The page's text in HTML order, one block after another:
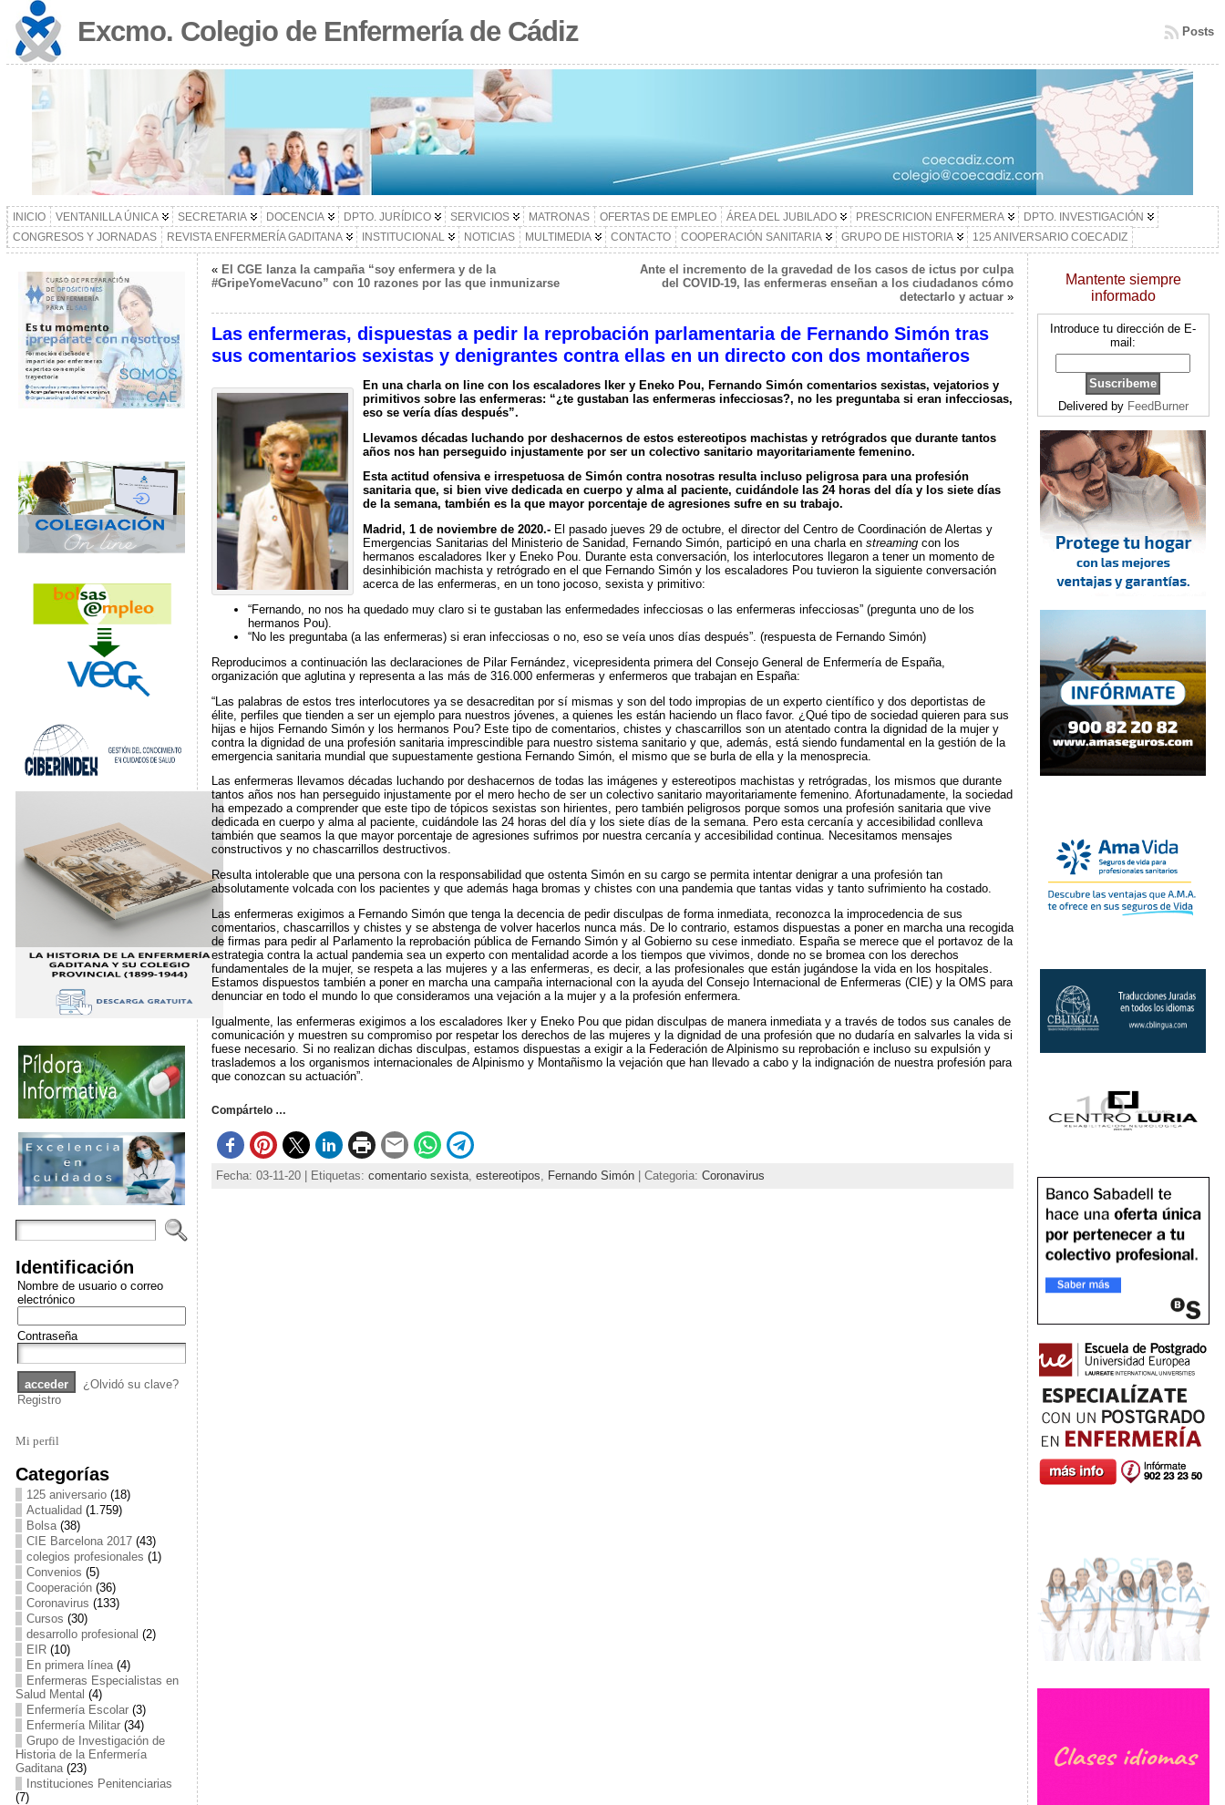
Excmo. Colegio de Enfermería de Cádiz Posts
INICIO VENTANILLA ÚNICA SECRETARIA DOCENCIA DPTO. JURÍDICO SERVICIOS MATRONAS OFERTAS DE EMPLEO ÁREA DEL JUBILADO PRESCRICION ENFERMERA
DPTO. INVESTIGACIÓN
CONGRESOS Y JORNADAS
REVISTA ENFERMERÍA GADITANA INSTITUCIONAL NOTICIAS MULTIMEDIA CONTACTO COOPERACIÓN SANITARIA GRUPO DE HISTORIA 125 ANIVERSARIO COECADIZ
Identificación
Nombre de usuario o correo
electrónico
Contraseña
¿Olvidó su clave?
Registro
Mi perfil
Categorías
125 aniversario(18)
Actualidad (1.759)
Bolsa(38)
CIE Barcelona 2017(43)
colegios profesionales (1)
Convenios (5)
Cooperación(36)
Coronavirus (133)
Cursos (30)
desarrollo profesional (2)
EIR(10)
En primera línea(4)
Enfermeras Especialistas en
Salud Mental (4)
Enfermería Escolar(3)
Enfermería Militar(34)
Grupo de Investigación de
Historia de la Enfermería
Gaditana(23)
Instituciones Penitenciarias
(7)
« El CGE lanza la campaña “soy enfermera y de la
#GripeYomeVacuno” con 10 razones por las que inmunizarse
Ante el incremento de la gravedad de los casos de ictus por culpa
del COVID-19, las enfermeras enseñan a los ciudadanos cómo
detectarlo y actuar»
Las enfermeras, dispuestas a pedir la reprobación parlamentaria de Fernando Simón tras
sus comentarios sexistas y denigrantes contra ellas en un directo con dos montañeros
En una charla on line con los escaladores Iker y Eneko Pou, Fernando Simón comentarios sexistas, vejatorios y
primitivos sobre las enfermeras: “¿te gustaban las enfermeras infecciosas?, no les preguntaba si eran infecciosas,
eso se vería días después”.
Llevamos décadas luchando por deshacernos de estos estereotipos machistas y retrógrados que durante tantos
años nos han perseguido injustamente por ser un colectivo sanitario mayoritariamente femenino.
Esta actitud ofensiva e irrespetuosa de Simón contra nosotras resulta incluso peligrosa para una profesión
sanitaria que, si bien vive dedicada en cuerpo y alma al paciente, cuidándole las 24 horas del día y los siete días
de la semana, también es la que mayor porcentaje de agresiones sufre en su trabajo.
Madrid, 1 de noviembre de 2020.-El pasado jueves 29 de octubre, el director del Centro de Coordinación de Alertas y
Emergencias Sanitarias del Ministerio de Sanidad, Fernando Simón, participó en una charla en streamingcon los
hermanos escaladores Iker y Eneko Pou. Durante esta conversación, los interlocutores llegaron a tener un momento de
desinhibición machista y retrógrado en el que Fernando Simón y los escaladores Pou tuvieron la siguiente conversación
acerca de las enfermeras, en un tono jocoso, sexista y primitivo:
“Fernando, no nos ha quedado muy claro si te gustaban las enfermedades infecciosas o las enfermeras infecciosas” (pregunta uno de los
hermanos Pou).
“No les preguntaba (a las enfermeras) si eran infecciosas o no, eso se veía unos días después”. (respuesta de Fernando Simón)
Reproducimos a continuación las declaraciones de Pilar Fernández, vicepresidenta primera del Consejo General de Enfermería de España,
organización que aglutina y representa a las más de 316.000 enfermeras y enfermeros que trabajan en España:
“Las palabras de estos tres interlocutores ya se desacreditan por sí mismas y son del todo impropias de un experto científico y dos deportistas de
élite, perfiles que tienden a ser un ejemplo para nuestros jóvenes, a quienes les están haciendo un flaco favor. ¿Qué tipo de sociedad quieren para sus
hijas e hijos Fernando Simón y los hermanos Pou? Este tipo de comentarios, chistes y chascarrillos son un atentado contra la dignidad de la mujer y
contra la dignidad de una profesión sanitaria imprescindible para nuestro sistema sanitario y que, además, está siendo fundamental en la gestión de la
emergencia sanitaria mundial que supuestamente gestiona Fernando Simón, el mismo que se burla de ella y la menosprecia.
Las enfermeras llevamos décadas luchando por deshacernos de todas las imágenes y estereotipos machistas y retrógradas, los mismos que durante
tantos años nos han perseguido injustamente por el mero hecho de ser un colectivo sanitario mayoritariamente femenino. Afortunadamente, la sociedad
ha empezado a comprender que este tipo de tópicos sexistas son hirientes, pero también peligrosos porque somos una profesión sanitaria que vive
dedicada en cuerpo y alma al paciente, cuidándole las 24 horas del día y los siete días de la semana. Pero esta cercanía y accesibilidad conlleva
también que seamos la que mayor porcentaje de agresiones sufrimos por nuestra cercanía y accesibilidad continua. Necesitamos mensajes
constructivos y no chascarrillos destructivos.
Resulta intolerable que una persona con la responsabilidad que ostenta Simón en su cargo se permita intentar denigrar a una profesión tan
absolutamente volcada con los pacientes y que además haga bromas y chistes con una pandemia que tantas vidas y tanto sufrimiento ha costado.
Las enfermeras exigimos a Fernando Simón que tenga la decencia de pedir disculpas de forma inmediata, reconozca la improcedencia de sus
comentarios, chascarrillos y chistes y se abstenga de volver hacerlos nunca más. De lo contrario, estamos dispuestas a poner en marcha una recogida
de firmas para pedir al Parlamento la reprobación pública de Fernando Simón y al Gobierno su cese inmediato. España se merece que el portavoz de la
estrategia contra la actual pandemia sea un experto con mentalidad acorde a los tiempos que vivimos, donde no se bromea con los derechos
fundamentales de la mujer, se respeta a las mujeres y a las enfermeras, es decir, a las profesionales que están jugándose la vida en los hospitales.
Estamos dispuestos también a poner en marcha una campaña internacional con la ayuda del Consejo Internacional de Enfermeras (CIE) y la OMS para
denunciar en todo el mundo lo que consideramos una vejación a la mujer y a la profesión enfermera.
Igualmente, las enfermeras exigimos a los escaladores Iker y Eneko Pou que pidan disculpas de manera inmediata y a través de todos sus canales de
comunicación y muestren su compromiso por respetar los derechos de las mujeres y la dignidad de una profesión que no dudaría en salvarles la vida si
fuese necesario. Si no realizan dichas disculpas, estamos dispuestas a exigir a la Federación de Alpinismo su reprobación e incluso su expulsión y
traslademos a los organismos internacionales de Alpinismo y Montañismo la vejación que han llevado a cabo y la indignación de nuestra profesión para
que conozcan su actuación”.
Compártelo …
Fecha: 03-11-20 | Etiquetas: comentario sexista, estereotipos Fernando Simón| Categoria: Coronavirus
Mantente siempre
informado
Introduce tu dirección de E-
mail:
Delivered by FeedBurner